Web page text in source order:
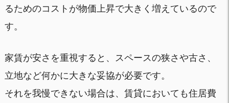
るためのコストが物価上昇で大きく増えているので
す。
家賃が安さを重視すると、スペースの狭さや古さ、
立地など何かに大きな妥協が必要です。
それを我慢できない場合は、賃貸においても住居費